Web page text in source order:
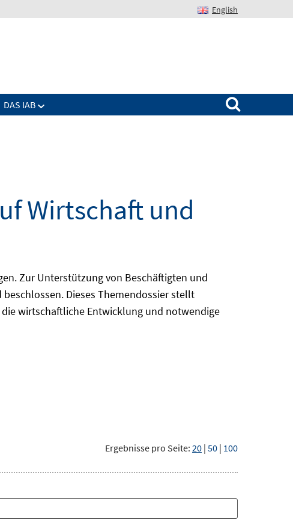
English
DAS IAB
Suchen nach:
Wirtschaft und
Zur Unterstützung von Beschäftigten und
Dieses Themendossier stellt
wirtschaftliche Entwicklung und notwendige
Ergebnisse pro Seite: 20 | 50 | 100